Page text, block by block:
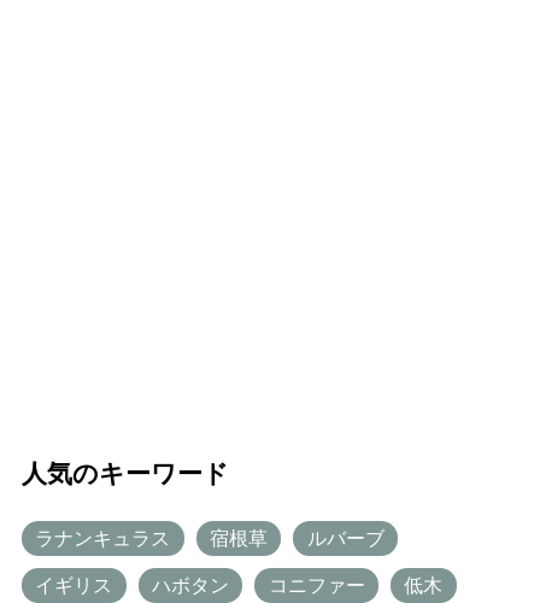
人気のキーワード
ラナンキュラス 宿根草 ルバーブ
イギリス ハボタン コニファー 低木